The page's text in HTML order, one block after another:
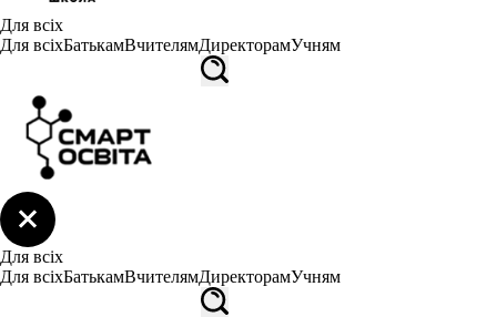
Для всіх
Для всіхБатькамВчителямДиректорамУчням
Для всіх
Для всіхБатькамВчителямДиректорамУчням